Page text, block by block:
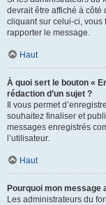
devrait être affiché à côté
cliquant sur celui-ci, vous
rapporter le message.
Haut
À quoi sert le bouton «
rédaction d’un sujet ?
Il vous permet
souhaitez finaliser et
messages enregistrés
l’utilisateur.
Haut
Pourquoi mon message
Les administrateurs du